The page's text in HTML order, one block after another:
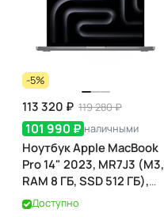
-5%
113 320 ₽ 119 280 ₽
101 990 ₽ наличными
Ноутбук Apple MacBook
Pro 14" 2023, MR7J3 (M3,
RAM 8 ГБ, SSD 512 ГБ),
Silver
Доступно